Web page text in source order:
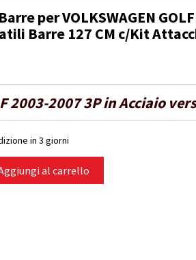
per VOLKSWAGEN
Barre 127 CM c/Kit
2003-2007 3P in Acciaio
in 3 giorni
al carrello